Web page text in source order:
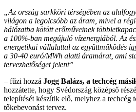
„Az ország sarkköri térségében az
világon a legolcsóbb az áram, mivel a
hálózatba kötött erőműveinek
a 100%-ban megújuló vízenergiából. Az
energetikai vállalattal az együttműködés
a 30-40 euró/MWh alatti áramárat, ami
tervezhetőséget jelent”
– fűzi hozzá Jogg Balázs, a techcég
hozzátette, hogy Svédország középső
telepítését készítik elő, melyhez a techcég
tőkebevonást tervez.